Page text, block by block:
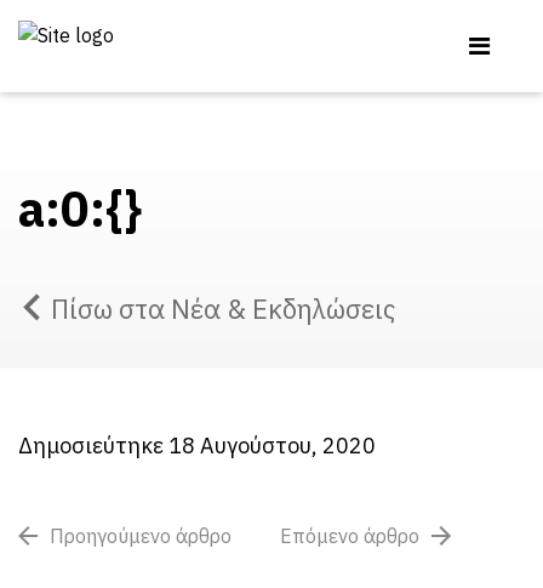
a:0:{}
Πίσω στα Νέα & Εκδηλώσεις
Δημοσιεύτηκε 18 Αυγούστου, 2020
Προηγούμενο άρθρο Επόμενο άρθρο